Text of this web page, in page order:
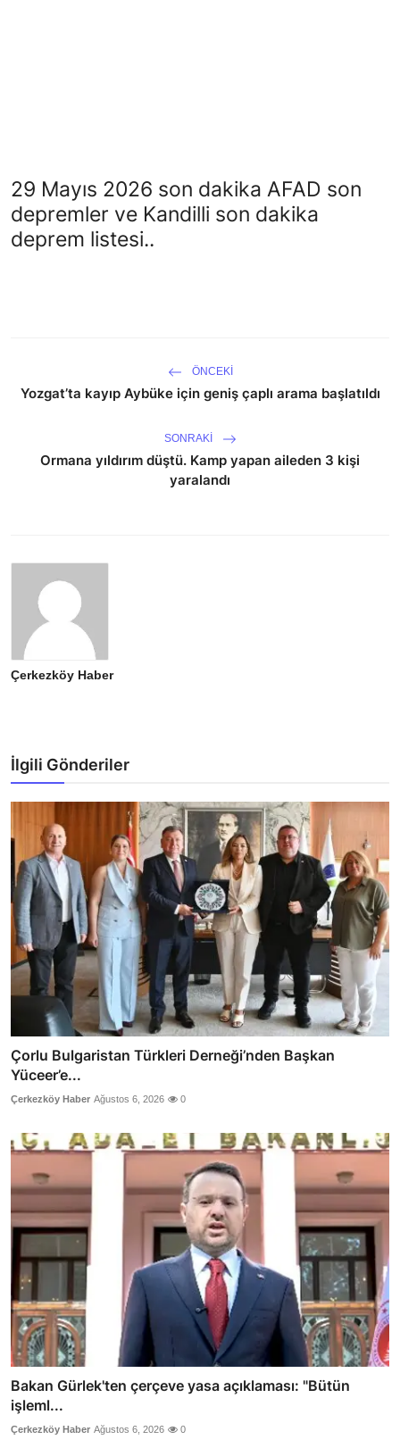
29 Mayıs 2026 son dakika AFAD son
depremler ve Kandilli son dakika
deprem listesi..
ÖNCEKI
Yozgat’ta kayıp Aybüke için geniş çaplı arama başlatıldı
SONRAKI
Ormana yıldırım düştü. Kamp yapan aileden 3 kişi
yaralandı
Çerkezköy Haber
İlgili Gönderiler
Çorlu Bulgaristan Türkleri Derneği’nden Başkan
Yüceer’e...
Çerkezköy Haber Ağustos 6, 2026 0
Bakan Gürlek'ten çerçeve yasa açıklaması: "Bütün
işleml...
Çerkezköy Haber Ağustos 6, 2026 0